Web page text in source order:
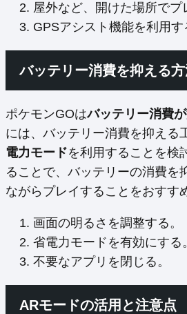
屋外など、開けた場所でプ
GPSアシスト機能を利用す
バッテリー消費を抑える
ポケモンGOはバッテリー消費
には、バッテリー消費を抑える
電力モードを利用することを検
ることで、バッテリーの消費を
ながらプレイすることをおすす
画面の明るさを調整する。
省電力モードを有効にする。
不要なアプリを閉じる。
ARモードの活用と注意点